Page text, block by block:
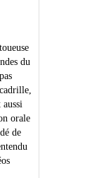
du
aussi
orale
de